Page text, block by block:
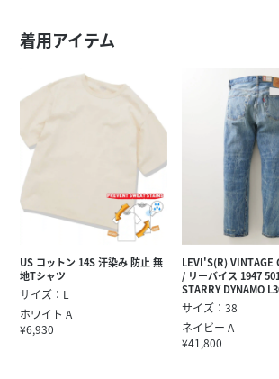
着用アイテム
US コットン 14S 汗染み 防止 無
地Tシャツ
サイズ：L
ホワイト A
¥6,930
LEVI'S(R) VINTAGE
/ リーバイス 1947
STARRY DYNAMO
サイズ：38
ネイビー A
¥41,800